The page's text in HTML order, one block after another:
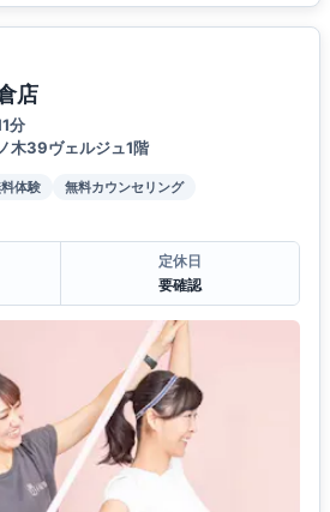
店
分
木39ヴェルジュ1階
体験
無料カウンセリング
定休日
要確認